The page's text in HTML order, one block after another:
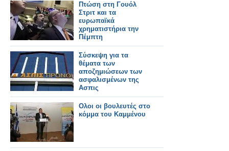
Πτώση στη Γουόλ
Στριτ και τα
ευρωπαϊκά
χρηματιστήρια την
Πέμπτη
Σύσκεψη για τα
θέματα των
αποζημιώσεων των
ασφαλισμένων της
Ασπις
Ολοι οι βουλευτές στο
κόμμα του Καμμένου